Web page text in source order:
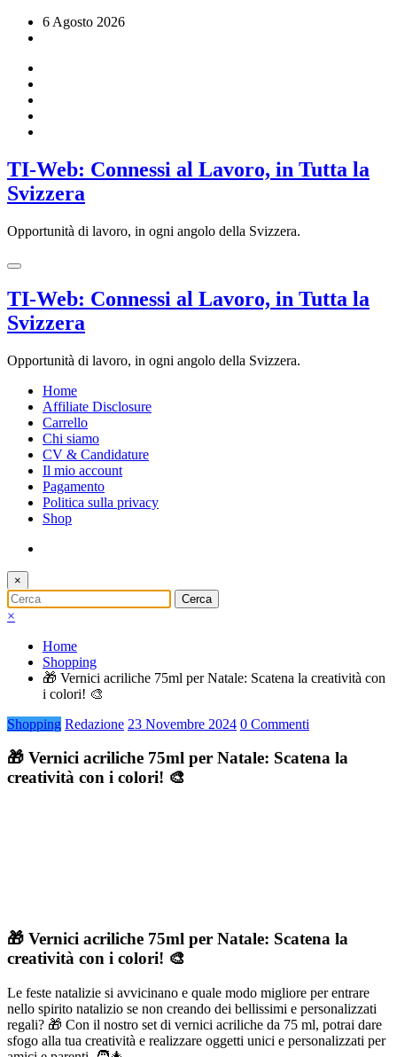
6 Agosto 2026
TI-Web: Connessi al Lavoro, in Tutta la
Svizzera
Opportunità di lavoro, in ogni angolo della Svizzera.
TI-Web: Connessi al Lavoro, in Tutta la
Svizzera
Opportunità di lavoro, in ogni angolo della Svizzera.
Home
Affiliate Disclosure
Carrello
Chi siamo
CV & Candidature
Il mio account
Pagamento
Politica sulla privacy
Shop
×
×
Home
Shopping
🎁 Vernici acriliche 75ml per Natale: Scatena la creatività con
i colori! 🎨
Shopping Redazione 23 Novembre 2024 0 Commenti
🎁 Vernici acriliche 75ml per Natale: Scatena la
creatività con i colori! 🎨
🎁 Vernici acriliche 75ml per Natale: Scatena la
creatività con i colori! 🎨
Le feste natalizie si avvicinano e quale modo migliore per entrare
nello spirito natalizio se non creando dei bellissimi e personalizzati
regali? 🎁 Con il nostro set di vernici acriliche da 75 ml, potrai dare
sfogo alla tua creatività e realizzare oggetti unici e personalizzati per